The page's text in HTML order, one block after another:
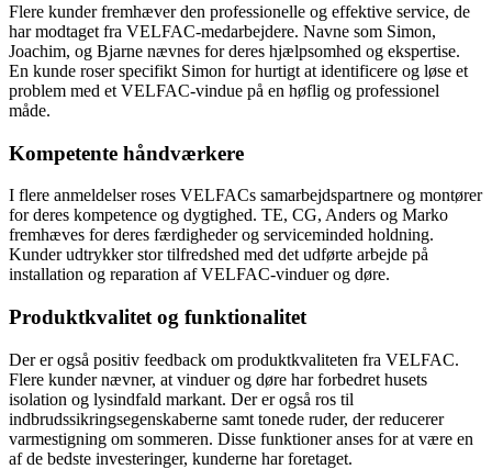
Flere kunder fremhæver den professionelle og effektive service, de
har modtaget fra VELFAC-medarbejdere. Navne som Simon,
Joachim, og Bjarne nævnes for deres hjælpsomhed og ekspertise.
En kunde roser specifikt Simon for hurtigt at identificere og løse et
problem med et VELFAC-vindue på en høflig og professionel
måde.
Kompetente håndværkere
I flere anmeldelser roses VELFACs samarbejdspartnere og montører
for deres kompetence og dygtighed. TE, CG, Anders og Marko
fremhæves for deres færdigheder og serviceminded holdning.
Kunder udtrykker stor tilfredshed med det udførte arbejde på
installation og reparation af VELFAC-vinduer og døre.
Produktkvalitet og funktionalitet
Der er også positiv feedback om produktkvaliteten fra VELFAC.
Flere kunder nævner, at vinduer og døre har forbedret husets
isolation og lysindfald markant. Der er også ros til
indbrudssikringsegenskaberne samt tonede ruder, der reducerer
varmestigning om sommeren. Disse funktioner anses for at være en
af de bedste investeringer, kunderne har foretaget.